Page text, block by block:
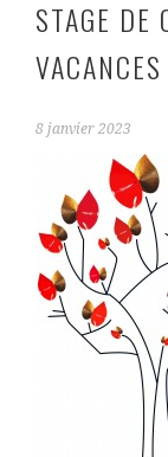
STAGE DE
8 janvier 2023